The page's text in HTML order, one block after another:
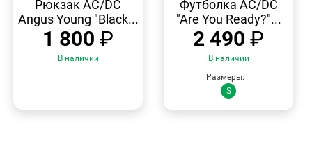
Рюкзак AC/DC
Angus Young "Black...
1 800 ₽
В наличии
Футболка AC/DC
"Are You Ready?"...
2 490 ₽
В наличии
Размеры:
S